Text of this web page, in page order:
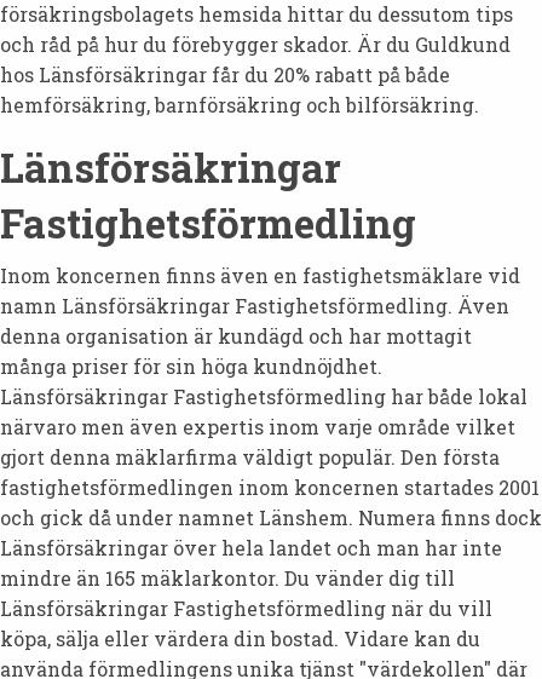
försäkringsbolagets hemsida hittar du dessutom tips
och råd på hur du förebygger skador. Är du Guldkund
hos Länsförsäkringar får du 20% rabatt på både
hemförsäkring, barnförsäkring och bilförsäkring.
Länsförsäkringar
Fastighetsförmedling
Inom koncernen finns även en fastighetsmäklare vid
namn Länsförsäkringar Fastighetsförmedling. Även
denna organisation är kundägd och har mottagit
många priser för sin höga kundnöjdhet.
Länsförsäkringar Fastighetsförmedling har både lokal
närvaro men även expertis inom varje område vilket
gjort denna mäklarfirma väldigt populär. Den första
fastighetsförmedlingen inom koncernen startades 2001
och gick då under namnet Länshem. Numera finns dock
Länsförsäkringar över hela landet och man har inte
mindre än 165 mäklarkontor. Du vänder dig till
Länsförsäkringar Fastighetsförmedling när du vill
köpa, sälja eller värdera din bostad. Vidare kan du
använda förmedlingens unika tjänst "värdekollen" där